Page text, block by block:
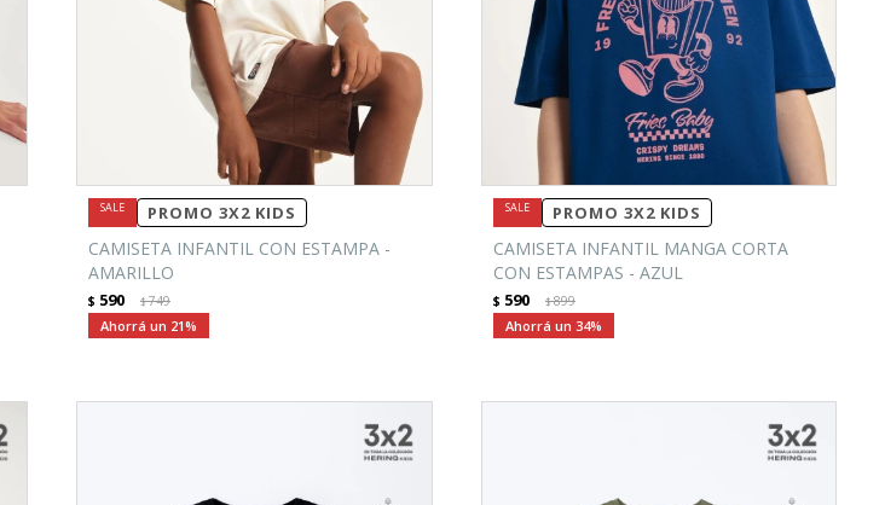
PROMO 3X2 KIDS
CAMISETA INFANTIL CON ESTAMPA -
AMARILLO
$ 590 $749
21
PROMO 3X2 KIDS
CAMISETA INFANTIL MANGA CORTA
CON ESTAMPAS - AZUL
$ 590 $899
34